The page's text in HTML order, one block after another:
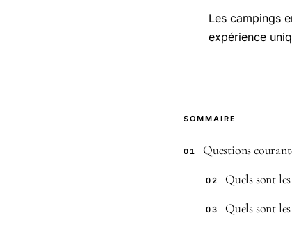
Les campings
expérience
SOMMAIRE
01 Questions
02 Quels sont
03 Quels sont